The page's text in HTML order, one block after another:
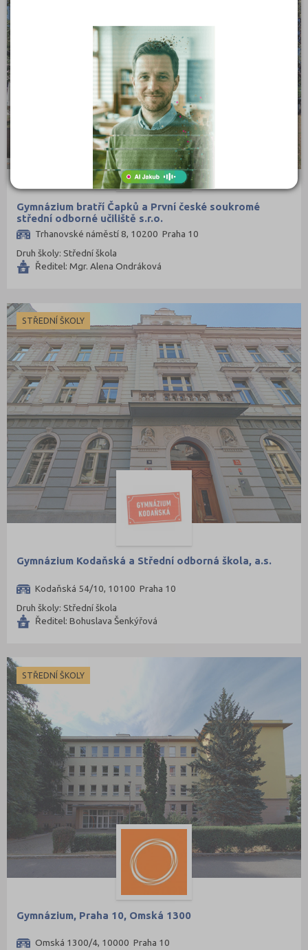
Gymnázium bratří Čapků a První české soukromé
střední odborné učiliště s.r.o.
Trhanovské náměstí 8, 10200 Praha 10
Druh školy: Střední škola
Ředitel: Mgr. Alena Ondráková
STŘEDNÍ ŠKOLY
Gymnázium Kodaňská a Střední odborná škola, a.s.
Kodaňská 54/10, 10100 Praha 10
Druh školy: Střední škola
Ředitel: Bohuslava Šenkýřová
STŘEDNÍ ŠKOLY
Gymnázium, Praha 10, Omská 1300
Omská 1300/4, 10000 Praha 10